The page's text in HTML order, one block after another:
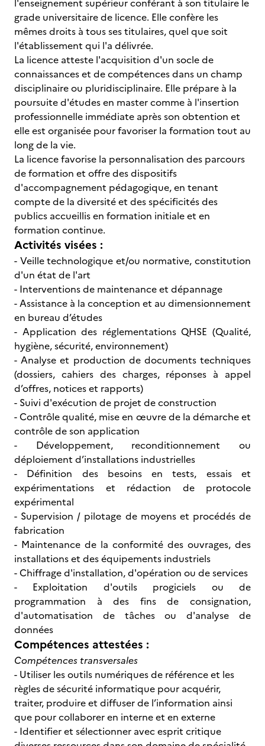
l'enseignement supérieur conférant à son titulaire le
grade universitaire de licence. Elle confère les
mêmes droits à tous ses titulaires, quel que soit
l'établissement qui l'a délivrée.
La licence atteste l'acquisition d'un socle de
connaissances et de compétences dans un champ
disciplinaire ou pluridisciplinaire. Elle prépare à la
poursuite d'études en master comme à l'insertion
professionnelle immédiate après son obtention et
elle est organisée pour favoriser la formation tout au
long de la vie.
La licence favorise la personnalisation des parcours
de formation et offre des dispositifs
d'accompagnement pédagogique, en tenant
compte de la diversité et des spécificités des
publics accueillis en formation initiale et en
formation continue.
Activités visées :
- Veille technologique et/ou normative, constitution
d'un état de l'art
- Interventions de maintenance et dépannage
- Assistance à la conception et au dimensionnement
en bureau d’études
- Application des réglementations QHSE (Qualité,
hygiène, sécurité, environnement)
- Analyse et production de documents techniques
(dossiers, cahiers des charges, réponses à appel
d’offres, notices et rapports)
- Suivi d'exécution de projet de construction
- Contrôle qualité, mise en œuvre de la démarche et
contrôle de son application
- Développement, reconditionnement ou
déploiement d’installations industrielles
- Définition des besoins en tests, essais et
expérimentations et rédaction de protocole
expérimental
- Supervision / pilotage de moyens et procédés de
fabrication
- Maintenance de la conformité des ouvrages, des
installations et des équipements industriels
- Chiffrage d'installation, d'opération ou de services
- Exploitation d'outils progiciels ou de
programmation à des fins de consignation,
d'automatisation de tâches ou d'analyse de
données
Compétences attestées :
Compétences transversales
- Utiliser les outils numériques de référence et les
règles de sécurité informatique pour acquérir,
traiter, produire et diffuser de l’information ainsi
que pour collaborer en interne et en externe
- Identifier et sélectionner avec esprit critique